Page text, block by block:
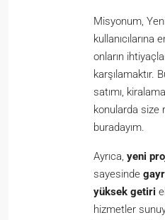
Misyonum,
onların
karşılamaktır.
satımı,
konularda size
buradayım.
Ayrıca, yeni
sayesinde
yüksek getiri
hizmetler